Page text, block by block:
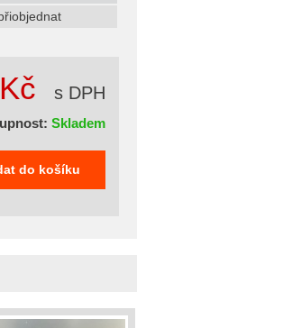
s DPH
Skladem
do košíku